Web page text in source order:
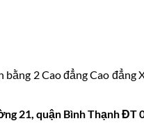
bằng 2 Cao đẳngCao đẳng
21, quận Bình Thạnh ĐT